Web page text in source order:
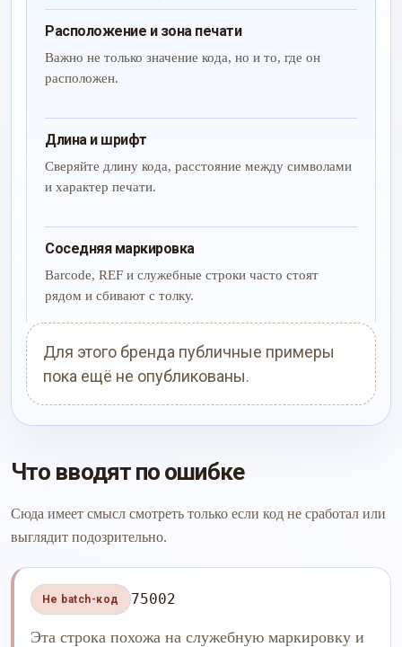
Расположение и зона печати
Важно не только значение кода, но и то, где он
расположен.
Длина и шрифт
Сверяйте длину кода, расстояние между символами
и характер печати.
Соседняя маркировка
Barcode, REF и служебные строки часто стоят
рядом и сбивают с толку.
Для этого бренда публичные примеры
пока ещё не опубликованы.
Что вводят по ошибке
Сюда имеет смысл смотреть только если код не сработал или
выглядит подозрительно.
Не batch-код 75002
Эта строка похожа на служебную маркировку и